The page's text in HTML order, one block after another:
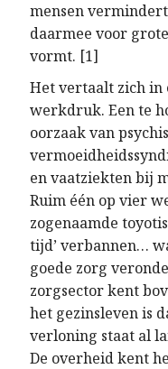
mensen
daarmee voor
vormt. [1]
Het vertaalt zich in
werkdruk. Een te
oorzaak van
en vaatziekten bij
Ruim één op vier
zogenaamde
tijd’ verbannen…
goede zorg
zorgsector kent
het gezinsleven is
verloning staat al
De overheid kent